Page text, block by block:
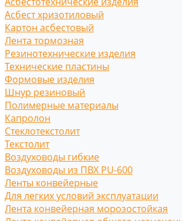
Асбест хризотиловый
Картон асбестовый
Лента тормозная
Резинотехнические изделия
Технические пластины
Формовые изделия
Шнур резиновый
Полимерные материалы
Капролон
Стеклотекстолит
Текстолит
Воздуховоды гибкие
Воздуховоды из ПВХ PU-600
Ленты конвейерные
Для легких условий эксплуатации
Лента конвейерная морозостойкая